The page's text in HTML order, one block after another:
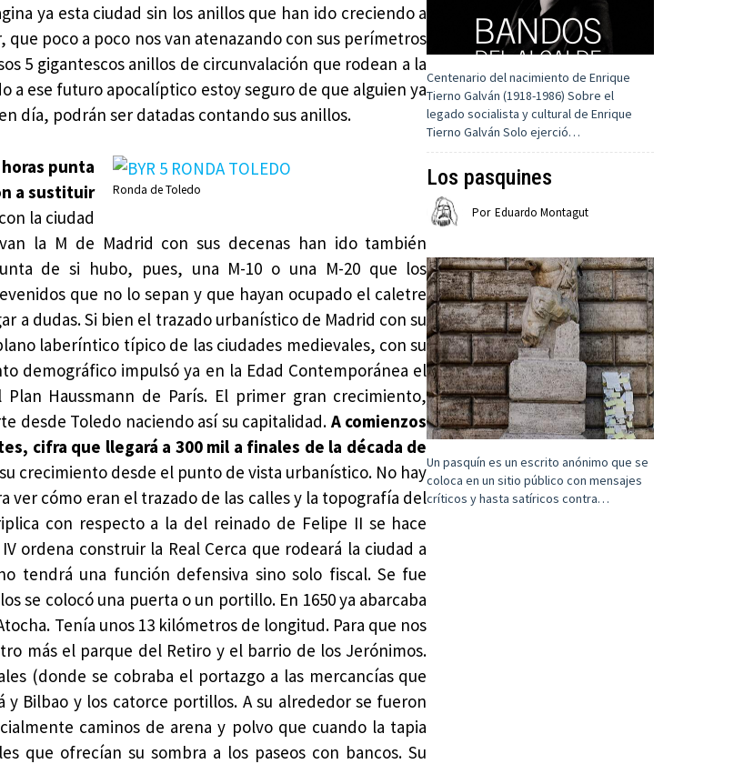
ya esta ciudad sin los anillos que han ido creciendo a
poco a poco nos van atenazando con sus perímetros
5 gigantescos anillos de circunvalación que rodean a la
a ese futuro apocalíptico estoy seguro de que alguien ya
día, podrán ser datadas contando sus anillos.
Ronda de Toledo
punta
a sustituir
la ciudad
la M de Madrid con sus decenas han ido también
de si hubo, pues, una M-10 o una M-20 que los
que no lo sepan y que hayan ocupado el caletre
a dudas. Si bien el trazado urbanístico de Madrid con su
laberíntico típico de las ciudades medievales, con su
demográfico impulsó ya en la Edad Contemporánea el
Haussmann de París. El primer gran crecimiento,
desde Toledo naciendo así su capitalidad. A comienzos
cifra que llegará a 300 mil a finales de la década de
crecimiento desde el punto de vista urbanístico. No hay
ver cómo eran el trazado de las calles y la topografía del
con respecto a la del reinado de Felipe II se hace
ordena construir la Real Cerca que rodeará la ciudad a
tendrá una función defensiva sino solo fiscal. Se fue
se colocó una puerta o un portillo. En 1650 ya abarcaba
Tenía unos 13 kilómetros de longitud. Para que nos
más el parque del Retiro y el barrio de los Jerónimos.
(donde se cobraba el portazgo a las mercancías que
Bilbao y los catorce portillos. A su alrededor se fueron
caminos de arena y polvo que cuando la tapia
que ofrecían su sombra a los paseos con bancos. Su
Centenario del nacimiento de Enrique
Tierno Galván (1918-1986) Sobre el
legado socialista y cultural de Enrique
Tierno Galván Solo ejerció…
Los pasquines
Por Eduardo Montagut
Un pasquín es un escrito anónimo que se
coloca en un sitio público con mensajes
críticos y hasta satíricos contra…